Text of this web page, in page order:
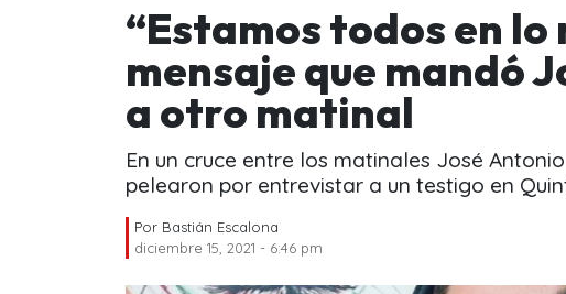
“Estamos todos en lo
mensaje que mandó
a otro matinal
En un cruce entre los matinales José
pelearon por entrevistar a un testigo en
Por Bastián Escalona
diciembre 15, 2021 - 6:46 pm